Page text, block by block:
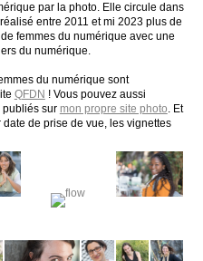
par la photo. Elle circule dans
entre 2011 et mi 2023 plus de
femmes du numérique avec une
du numérique.
du numérique sont
QFDN ! Vous pouvez aussi
publiés sur mon propre site photo . Et
de prise de vue, les vignettes